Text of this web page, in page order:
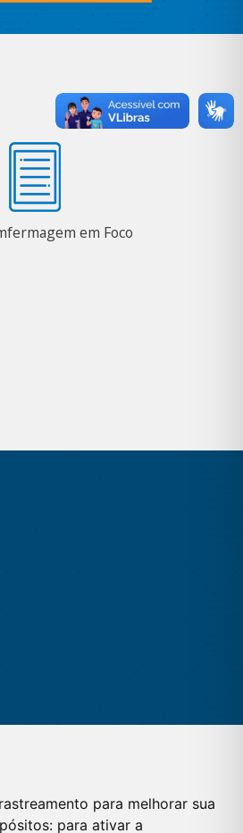
para melhorar sua
para ativar a
em Foco